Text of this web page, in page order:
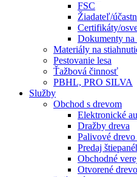
FSC
Žiadateľ/
Certifikáty/
Dokumenty na
Materiály na
Pestovanie lesa
Ťažbová činnosť
PBHL, PRO SILVA
Služby
Obchod s drevom
Elektronické
Dražby dreva
Palivové drevo
Predaj
Obchodné
Otvorené drevo